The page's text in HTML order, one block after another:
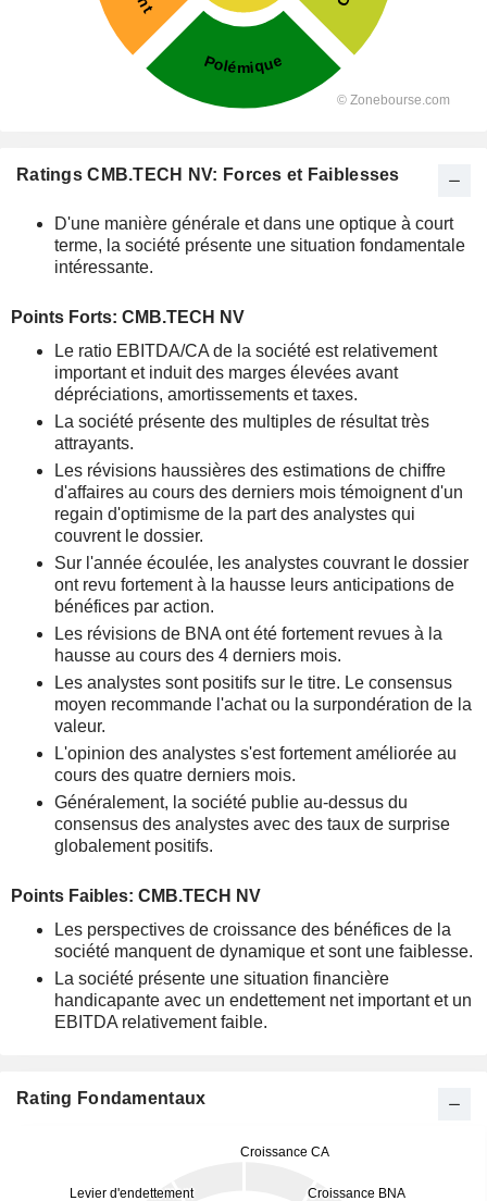
Ratings CMB.TECH NV: Forces et Faiblesses
D'une manière générale et dans une optique à court
terme, la société présente une situation fondamentale
intéressante.
Points Forts: CMB.TECH NV
Le ratio EBITDA/CA de la société est relativement
important et induit des marges élevées avant
dépréciations, amortissements et taxes.
La société présente des multiples de résultat très
attrayants.
Les révisions haussières des estimations de chiffre
d'affaires au cours des derniers mois témoignent d'un
regain d'optimisme de la part des analystes qui
couvrent le dossier.
Sur l'année écoulée, les analystes couvrant le dossier
ont revu fortement à la hausse leurs anticipations de
bénéfices par action.
Les révisions de BNA ont été fortement revues à la
hausse au cours des 4 derniers mois.
Les analystes sont positifs sur le titre. Le consensus
moyen recommande l'achat ou la surpondération de la
valeur.
L'opinion des analystes s'est fortement améliorée au
cours des quatre derniers mois.
Généralement, la société publie au-dessus du
consensus des analystes avec des taux de surprise
globalement positifs.
Points Faibles: CMB.TECH NV
Les perspectives de croissance des bénéfices de la
société manquent de dynamique et sont une faiblesse.
La société présente une situation financière
handicapante avec un endettement net important et un
EBITDA relativement faible.
Rating Fondamentaux